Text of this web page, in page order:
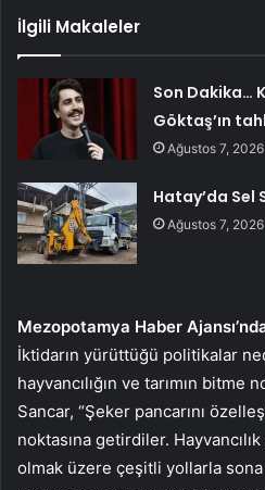
İlgili Makaleler
Son Dakika…
Göktaş’ın
Ağustos 7, 2026
Hatay’da Sel
Ağustos 7, 2026
Mezopotamya Haber
İktidarın yürüttüğü politikalar
hayvancılığın ve tarımın
Sancar, “Şeker pancarını
noktasına getirdiler.
olmak üzere çeşitli yollarla